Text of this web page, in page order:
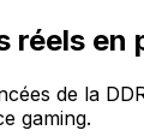
réels
de la
gaming.